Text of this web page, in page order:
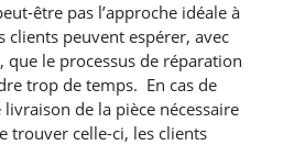
être pas l’approche idéale à
clients peuvent espérer, avec
que le processus de réparation
trop de temps. En cas de
de la pièce nécessaire
trouver celle-ci, les clients